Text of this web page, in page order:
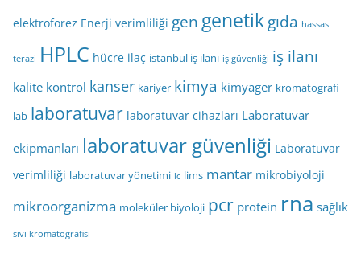
elektroforez Enerji verimliliği gen genetikgıda hassas
terazi HPLC hücre ilaç istanbul iş ilanı iş güvenliği iş ilanı
kalite kontrol kanser kariyer kimya kimyager kromatografi
lab laboratuvar laboratuvar cihazları Laboratuvar
ekipmanları laboratuvar güvenliği Laboratuvar
verimliliği laboratuvar yönetimi lc lims mantar mikrobiyoloji
mikroorganizma moleküler biyoloji pcr protein rna sağlık
sıvı kromatografisi